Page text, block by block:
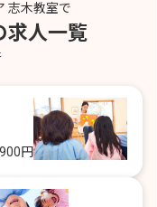
志木教室で
求人一覧
円